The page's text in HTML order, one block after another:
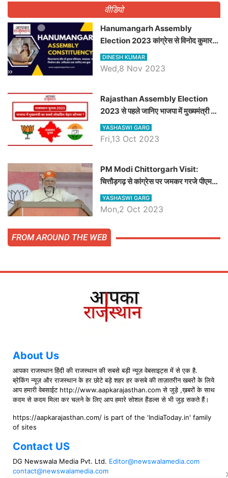
वीडियो
Hanumangarh Assembly
Election 2023 कांग्रेस से विनोद कुमार
चौधरी तो अमित चौधरी होंगे भाजपा उम्मीदवार,
जानिये हनुमानगढ़ विधानसभा सीट के ताजा
DINESH KUMAR
Wed,8 Nov 2023
Rajasthan Assembly Election
2023 से पहले जानिए भाजपा में मुख्यमंत्री का
सबसे लोकप्रिय चेहरा कौनसा ?
YASHASWI GARG
Fri,13 Oct 2023
PM Modi Chittorgarh Visit:
चित्तौड़गढ़ से कांग्रेस पर जमकर गरजे पीएम
मोदी, जाने प्रधानमंत्री के भाषण की बड़ी
बातें, देखें वीडियो
YASHASWI GARG
Mon,2 Oct 2023
FROM AROUND THE WEB
About Us
आपका राजस्थान हिंदी की राजस्थान की सबसे बड़ी न्यूज़ वेबसाइट्स में से एक है.
ब्रेकिंग न्यूज़ और राजस्थान के हर छोटे बड़े शहर हर कसबे की ताज़ातरीन खबरों के लिये
आप हमारी वेबसाईट http://www.aapkarajasthan.com से जुड़े ,ख़बरों के साथ
कदम से कदम मिला कर चलने के लिए आप हमारे सोशल हैंडल्स से भी जुड़ सकते हैं।
https://aapkarajasthan.com/ is part of the 'IndiaToday.in' family
of sites
Contact US
DG Newswala Media Pvt. Ltd. Editor@newswalamedia.com
contact@newswalamedia.com